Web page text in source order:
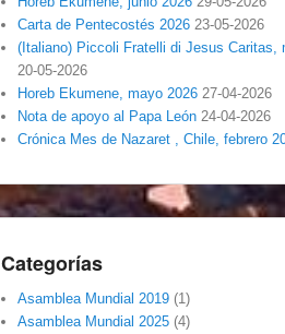
Carta de Pentecostés 2026 23-05-2026
(Italiano) Piccoli Fratelli di Jesus Caritas,
20-05-2026
Horeb Ekumene, mayo 2026 27-04-2026
Nota de apoyo al Papa León 24-04-2026
Crónica Mes de Nazaret , Chile, febrero
Categorías
Asamblea Mundial 2019 (1)
Asamblea Mundial 2025 (4)